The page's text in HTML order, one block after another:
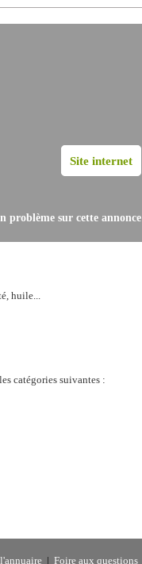
Site internet
problème sur cette annonce
huile...
catégories suivantes :
Foire aux questions